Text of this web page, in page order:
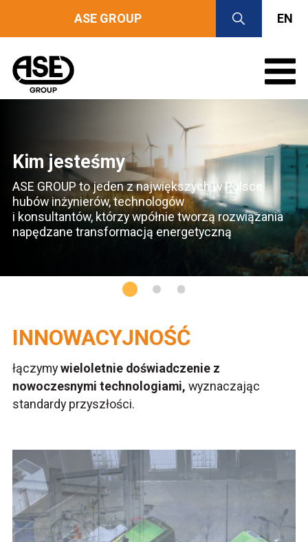
ASE GROUP EN
Kim jesteśmy
ASE GROUP to jeden z największych w Polsce
hubów inżynierów, technologów
i konsultantów, którzy wpółnie tworzą rozwiązania
napędzane transformacją energetyczną
INNOWACYJNOŚĆ
łączymywieloletnie doświadczenie z
nowoczesnymi technologiami, wyznaczając
standardy przyszłości.